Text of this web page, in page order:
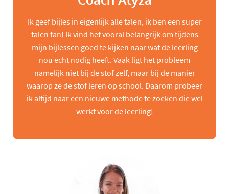
Ik geef bijles in eigenlijk alle talen, ik ben een super
talen fan! Ik vind het vooral belangrijk om tijdens
mijn bijlessen goed te kijken naar wat de leerling
nou echt nodig heeft. Vaak ligt het probleem
namelijk niet bij de stof zelf, maar bij de manier
waarop ze de stof leren op school. Daarom probeer
ik altijd naar een nieuwe methode te zoeken die wel
werkt voor de leerling!